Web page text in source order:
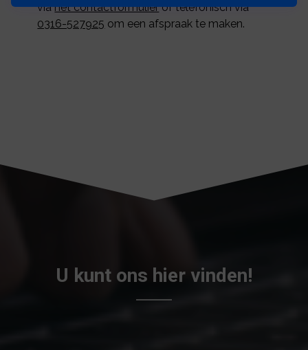
viahet contactformulierof telefonisch via
0316-527925 om een afspraak te maken.
U kunt ons hier vinden!